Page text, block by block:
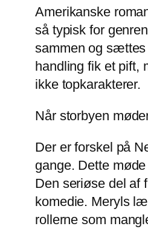
Amerikanske
så typisk for
sammen og sættes
handling fik et pift,
ikke topkarakterer.
Når storbyen
Der er forskel på
gange. Dette
Den seriøse del af
komedie. Meryls
rollerne som